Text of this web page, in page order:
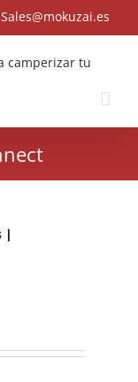
Sales@mokuzai.es
|